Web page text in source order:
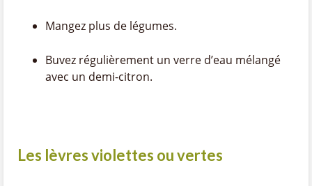
Mangez plus de légumes.
Buvez régulièrement un verre d’eau mélangé
avec un demi-citron.
Les lèvres violettes ou vertes